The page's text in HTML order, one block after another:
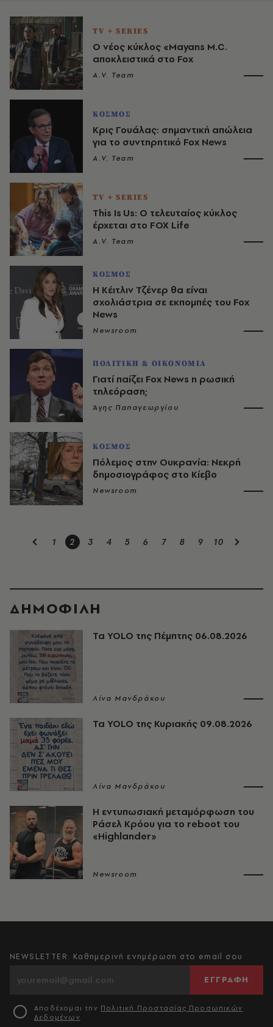
TV + SERIES
O νέος κύκλος «Mayans M.C.
αποκλειστικά στο Fox
A.V. Team
ΚΟΣΜΟΣ
Κρις Γουάλας: σημαντική απώλεια
για το συντηρητικό Fox News
A.V. Team
TV + SERIES
This Is Us: Ο τελευταίος κύκλος
έρχεται στο FOX Life
A.V. Team
ΚΟΣΜΟΣ
Η Κέιτλιν Τζένερ θα είναι
σχολιάστρια σε εκπομπές του Fox
News
Newsroom
ΠΟΛΙΤΙΚΗ & ΟΙΚΟΝΟΜΙΑ
Γιατί παίζει Fox News η ρωσική
τηλεόραση;
Άγης Παπαγεωργίου
ΚΟΣΜΟΣ
Πόλεμος στην Ουκρανία: Νεκρή
δημοσιογράφος στο Κίεβο
Newsroom
1 2 3 4 5 6 7 8 9 10
ΔΗΜΟΦΙΛΗ
Τα YOLO της Πέμπτης 06.08.2026
Λίνα Μανδράκου
Τα YOLO της Κυριακής 09.08.2026
Λίνα Μανδράκου
Η εντυπωσιακή μεταμόρφωση του
Ράσελ Κρόου για το reboot του
«Highlander»
Newsroom
NEWSLETTER: Καθημερινή ενημέρωση στο email σου
ΕΓΓΡΑΦΗ
Αποδέχομαι την Πολιτική Προστασίας Προσωπικών
Δεδομένων